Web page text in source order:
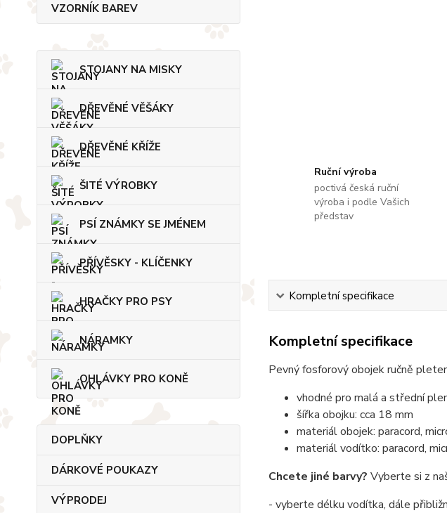
VZORNÍK BAREV
STOJANY NA MISKY
DŘEVĚNÉ VĚŠÁKY
DŘEVĚNÉ KŘÍŽE
ŠITÉ VÝROBKY
PSÍ ZNÁMKY SE JMÉNEM
PŘÍVĚSKY - KLÍČENKY
HRAČKY PRO PSY
NÁRAMKY
OHLÁVKY PRO KONĚ
DOPLŇKY
DÁRKOVÉ POUKAZY
VÝPRODEJ
Ruční výroba
poctivá česká ruční
výroba i podle Vašich
představ
Kompletní specifikace
Kompletní specifikace
Pevný fosforový obojek ručně
vhodné pro malá a střední
šířka obojku: cca 18 mm
materiál obojek: paracord,
materiál vodítko: paracord,
Chcete jiné barvy? Vyberte si z
- vyberte délku vodítka, dále